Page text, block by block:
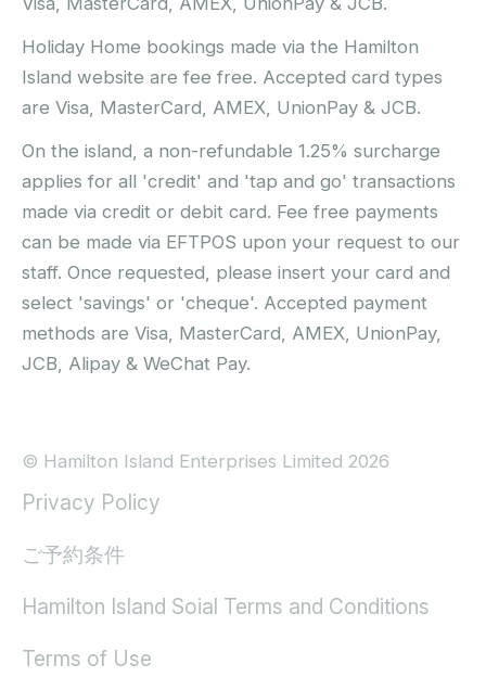
Holiday Home bookings made via the Hamilton
Island website are fee free. Accepted card types
are Visa, MasterCard, AMEX, UnionPay & JCB.
On the island, a non-refundable 1.25% surcharge
applies for all 'credit' and 'tap and go' transactions
made via credit or debit card. Fee free payments
can be made via EFTPOS upon your request to our
staff. Once requested, please insert your card and
select 'savings' or 'cheque'. Accepted payment
methods are Visa, MasterCard, AMEX, UnionPay,
JCB, Alipay & WeChat Pay.
© Hamilton Island Enterprises Limited 2026
Privacy Policy
ご予約条件
Hamilton Island Soial Terms and Conditions
Terms of Use